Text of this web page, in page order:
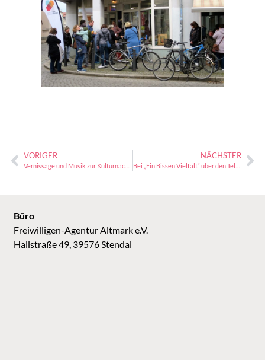
VORIGER NÄCHSTER
Büro
Freiwilligen-Agentur Altmark e.V.
Hallstraße 49, 39576 Stendal